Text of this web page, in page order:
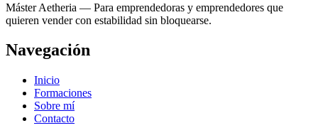
Máster Aetheria — Para emprendedoras y emprendedores que
quieren vender con estabilidad sin bloquearse.
Navegación
Inicio
Formaciones
Sobre mí
Contacto